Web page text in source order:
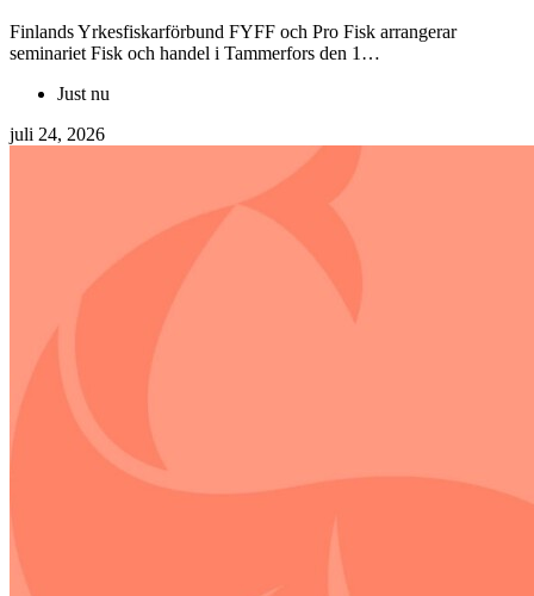
Finlands Yrkesfiskarförbund FYFF och Pro Fisk arrangerar
seminariet Fisk och handel i Tammerfors den 1…
Just nu
juli 24, 2026